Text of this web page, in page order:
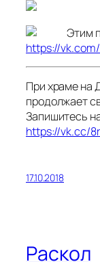
Этим
https://
При храме на
продолжает
Запишитесь
https://vk.cc/
17.10.2018
Раскол